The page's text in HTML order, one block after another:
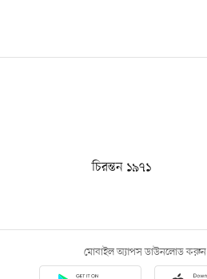
চিরন্তন ১৯৭১
মোবাইল অ্যাপস ডাউনলোড করুন